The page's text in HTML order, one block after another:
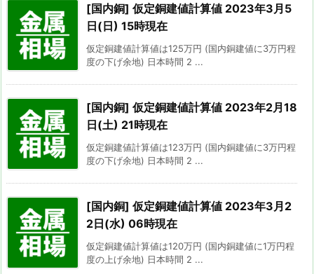
[国内銅] 仮定銅建値計算値 2023年3月5
日(日) 15時現在
仮定銅建値計算値は125万円 (国内銅建値に3万円程
度の下げ余地) 日本時間 2 ...
[国内銅] 仮定銅建値計算値 2023年2月18
日(土) 21時現在
仮定銅建値計算値は123万円 (国内銅建値に3万円程
度の下げ余地) 日本時間 2 ...
[国内銅] 仮定銅建値計算値 2023年3月2
2日(水) 06時現在
仮定銅建値計算値は120万円 (国内銅建値に1万円程
度の上げ余地) 日本時間 2 ...